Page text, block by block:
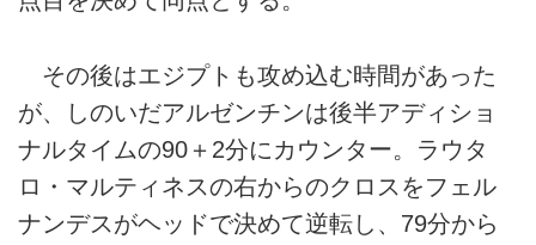
その後はエジプトも攻め込む時間があった
が、しのいだアルゼンチンは後半アディショ
ナルタイムの90＋2分にカウンター。ラウタ
ロ・マルティネスの右からのクロスをフェル
ナンデスがヘッドで決めて逆転し、79分から